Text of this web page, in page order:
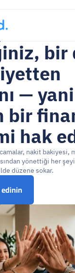
— yani
bir
hak
nakit bakiyesi,
yönettiği her
düzene sokar.